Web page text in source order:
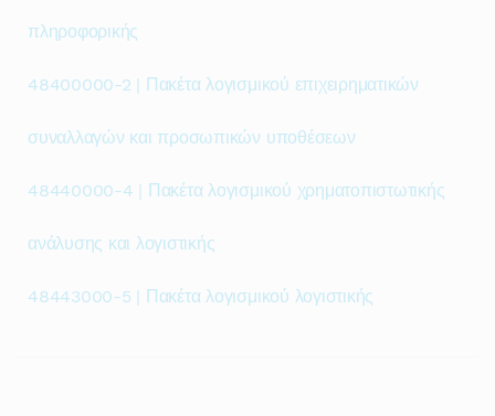
πληροφορικής
48400000-2 | Πακέτα λογισμικού επιχειρηματικών
συναλλαγών και προσωπικών υποθέσεων
48440000-4 | Πακέτα λογισμικού χρηματοπιστωτικής
ανάλυσης και λογιστικής
48443000-5 | Πακέτα λογισμικού λογιστικής